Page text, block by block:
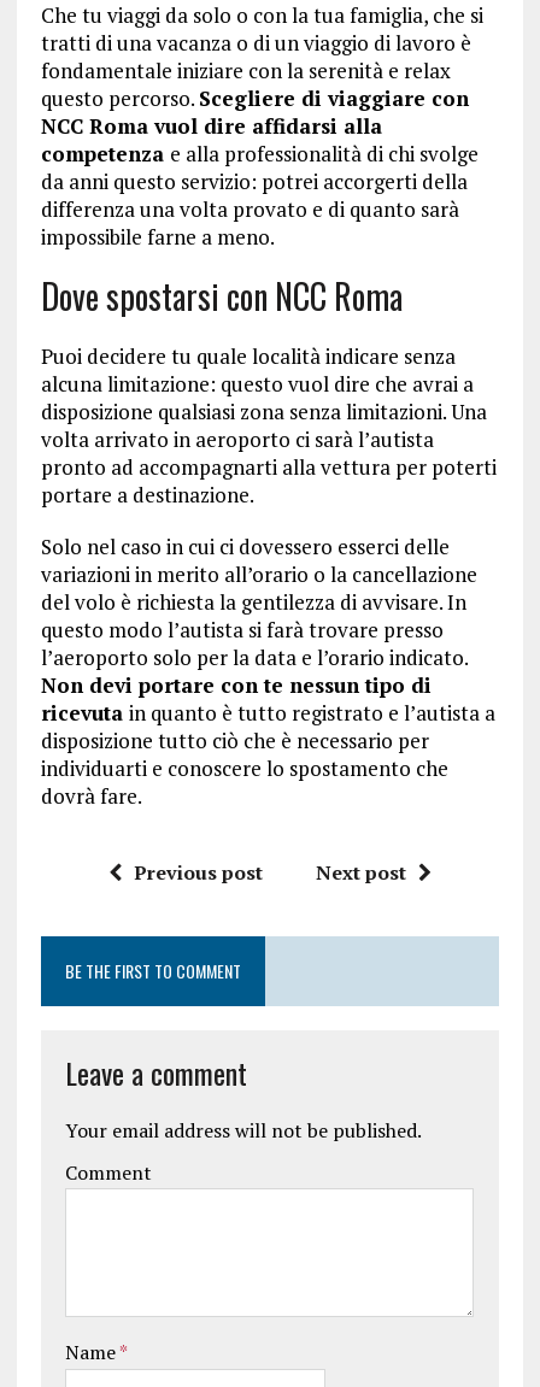
Che tu viaggi da solo o con la tua famiglia, che si
tratti di una vacanza o di un viaggio di lavoro è
fondamentale iniziare con la serenità e relax
questo percorso. Scegliere di viaggiare con
NCC Roma vuol dire affidarsi alla
competenza e alla professionalità di chi svolge
da anni questo servizio: potrei accorgerti della
differenza una volta provato e di quanto sarà
impossibile farne a meno.
Dove spostarsi con NCC Roma
Puoi decidere tu quale località indicare senza
alcuna limitazione: questo vuol dire che avrai a
disposizione qualsiasi zona senza limitazioni. Una
volta arrivato in aeroporto ci sarà l’autista
pronto ad accompagnarti alla vettura per poterti
portare a destinazione.
Solo nel caso in cui ci dovessero esserci delle
variazioni in merito all’orario o la cancellazione
del volo è richiesta la gentilezza di avvisare. In
questo modo l’autista si farà trovare presso
l’aeroporto solo per la data e l’orario indicato.
Non devi portare con te nessun tipo di
ricevuta in quanto è tutto registrato e l’autista a
disposizione tutto ciò che è necessario per
individuarti e conoscere lo spostamento che
dovrà fare.
Previous post Next post
BE THE FIRST TO COMMENT
Leave a comment
Your email address will not be published.
Comment
Name*